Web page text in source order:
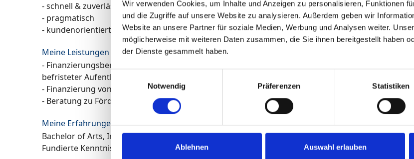
Wir verwenden Cookies, um Inhalte und Anzeigen zu personalisieren, Funktionen
und die Zugriffe auf unsere Website zu analysieren. Außerdem geben wir
Website an unsere Partner für soziale Medien, Werbung und Analysen weiter.
möglicherweise mit weiteren Daten zusammen, die Sie ihnen bereitgestellt haben
der Dienste gesammelt haben.
Einwilligungsauswahl
Notwendig
Präferenzen Statistiken
Ablehnen Auswahl erlauben
- schnell & zuverlässig in meiner Arbeit
- pragmatisch
- kundenorientiert
Meine Leistungen
- Finanzierungsberatung für internationale Kunden – inklusive englischsprachiger Betreuung/
befristeter Aufenthaltstitel
- Finanzierung von Bestandsimmobilien und Neubauprojekten vom Bauträger.
- Beratung zu Fördermitteln – u. a. für energetische Sanierungen von Bestandsobjekten.
Meine Erfahrungen:
Bachelor of Arts, Insurance Management (TH Köln)
Fundierte Kenntnisse in Versicherungs- und Finanzwirtschaft.